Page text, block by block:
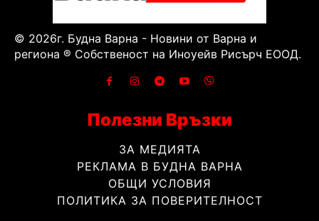
© 2026г. Будна Варна - Новини от Варна и
региона ® Собственост на Иноуейв Рисърч ЕООД.
Полезни Връзки
ЗА МЕДИЯТА
РЕКЛАМА В БУДНА ВАРНА
ОБЩИ УСЛОВИЯ
ПОЛИТИКА ЗА ПОВЕРИТЕЛНОСТ